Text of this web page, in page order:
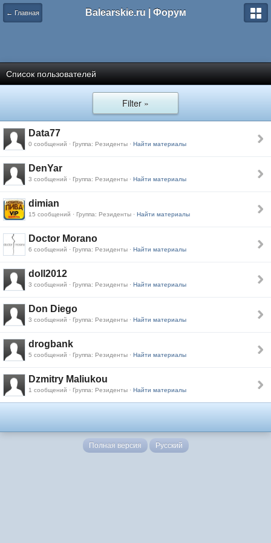
← Главная Balearskie.ru | Форум
Список пользователей
Filter »
Data77
0 сообщений · Группа: Резиденты · Найти материалы
DenYar
3 сообщений · Группа: Резиденты · Найти материалы
dimian
15 сообщений · Группа: Резиденты · Найти материалы
Doctor Morano
6 сообщений · Группа: Резиденты · Найти материалы
doll2012
3 сообщений · Группа: Резиденты · Найти материалы
Don Diego
3 сообщений · Группа: Резиденты · Найти материалы
drogbank
5 сообщений · Группа: Резиденты · Найти материалы
Dzmitry Maliukou
1 сообщений · Группа: Резиденты · Найти материалы
Полная версия Русский